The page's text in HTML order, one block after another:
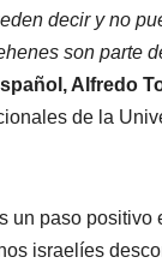
decir y no
son parte
Alfredo
de la
un paso positivo
israelíes